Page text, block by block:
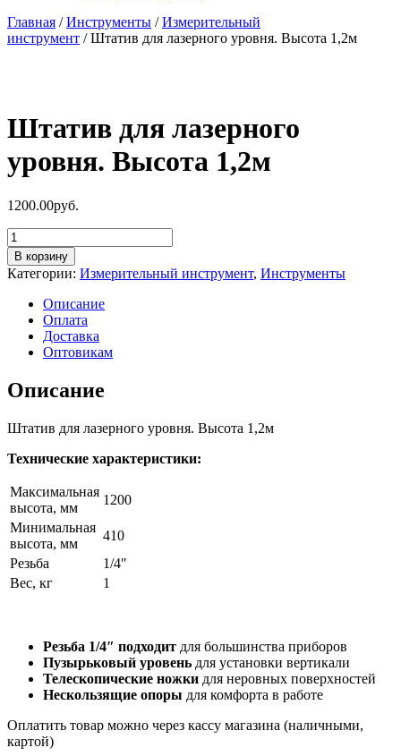
Главная /Инструменты /Измерительный
инструмент / Штатив для лазерного уровня. Высота 1,2м
Штатив для лазерного
уровня. Высота 1,2м
1200.00руб.
Количество
товара
Штатив
для
лазерного
уровня.
Высота
1,2м
В корзину
Категории: Измерительный инструмент, Инструменты
Описание
Оплата
Доставка
Оптовикам
Описание
Штатив для лазерного уровня. Высота 1,2м
Технические характеристики:
Максимальная
высота, мм
1200
Минимальная
высота, мм
410
Резьба
1/4″
Вес, кг
1
Резьба 1/4″ подходит для большинства приборов
Пузырьковый уровень для установки вертикали
Телескопические ножки для неровных поверхностей
Нескользящие опоры для комфорта в работе
Оплатить товар можно через кассу магазина (наличными,
картой)